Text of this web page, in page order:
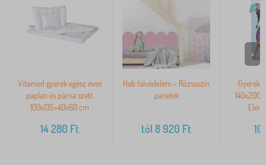
Vitamed gyerek egész éves
paplan és párna szett
100x135+40x60 cm
14 280 Ft
Hab falvédelem - Rózsaszín
panelek
tól 8 920 Ft
Gyerek
140x200
>